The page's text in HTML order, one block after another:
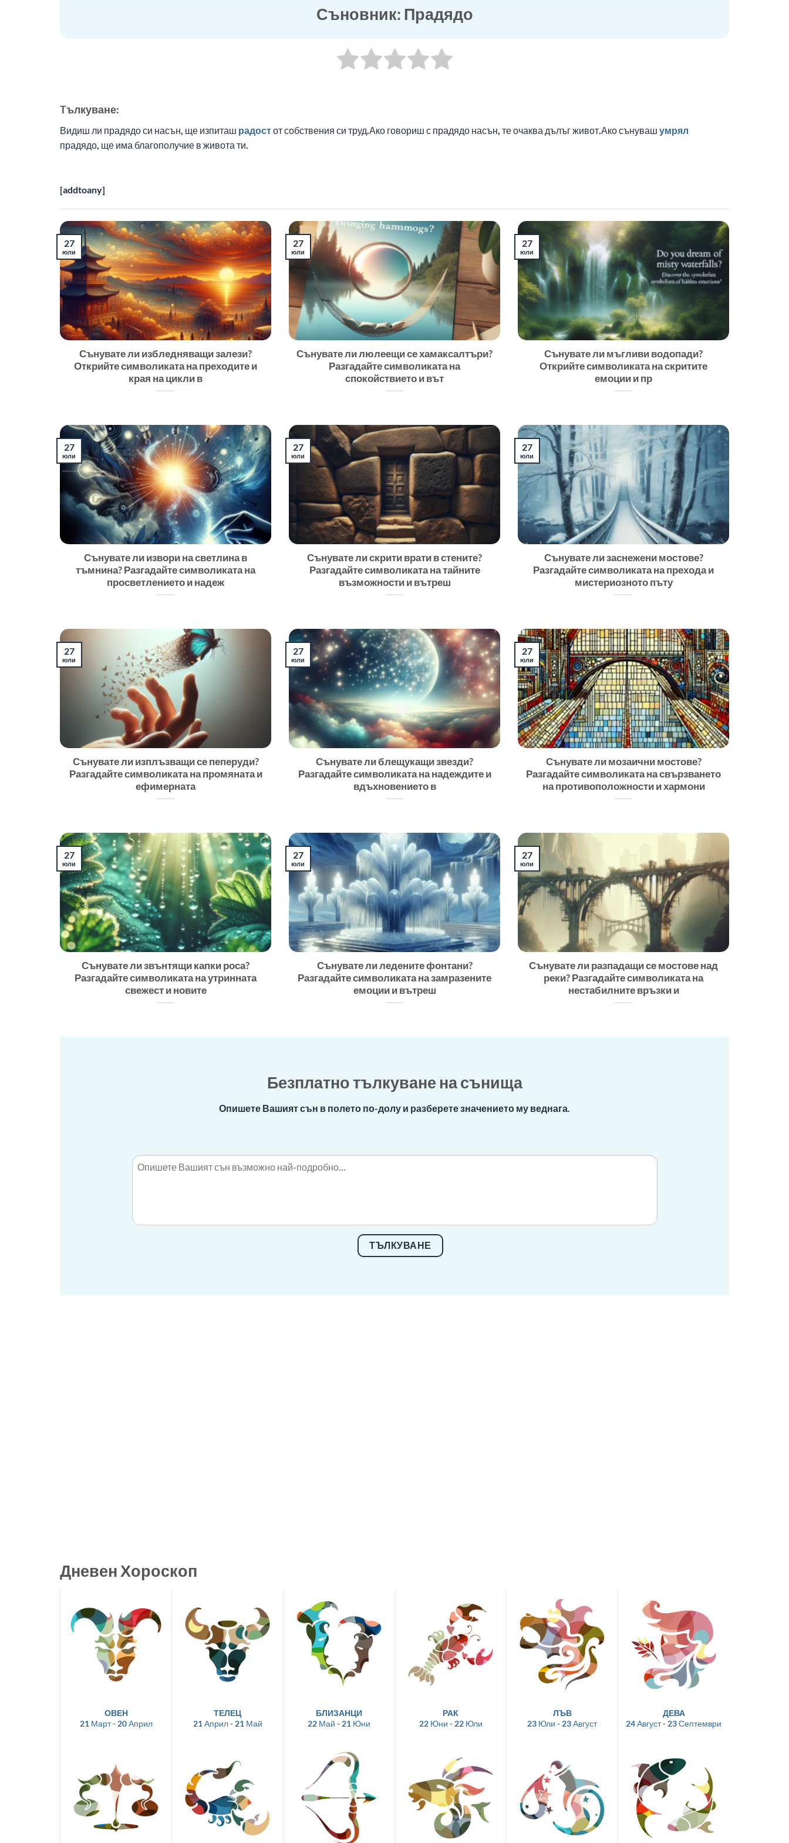
Съновник: Прадядо
Tълкуване:
Видиш ли прадядо си насън, ще изпиташ радостот собствения си труд.Ако говориш с прадядо насън, те очаква дълъг живот.Ако сънуваш умрял
прадядо, ще има благополучие в живота ти.
[addtoany]
Сънувате ли избледняващи залези?
Открийте символиката на преходите и
края на цикли в
27
юли
Сънувате ли люлеещи се хамаксалтъри?
Разгадайте символиката на
спокойствието и вът
27
юли
Сънувате ли мъгливи водопади?
Открийте символиката на скритите
емоции и пр
27
юли
Сънувате ли извори на светлина в
тъмнина? Разгадайте символиката на
просветлението и надеж
27
юли
Сънувате ли скрити врати в стените?
Разгадайте символиката на тайните
възможности и вътреш
27
юли
Сънувате ли заснежени мостове?
Разгадайте символиката на прехода и
мистериозното пъту
27
юли
Сънувате ли изплъзващи се пеперуди?
Разгадайте символиката на промяната и
ефимерната
27
юли
Сънувате ли блещукащи звезди?
Разгадайте символиката на надеждите и
вдъхновението в
27
юли
Сънувате ли мозаични мостове?
Разгадайте символиката на свързването
на противоположности и хармони
27
юли
Сънувате ли звънтящи капки роса?
Разгадайте символиката на утринната
свежест и новите
27
юли
Сънувате ли ледените фонтани?
Разгадайте символиката на замразените
емоции и вътреш
27
юли
Сънувате ли разпадащи се мостове над
реки? Разгадайте символиката на
нестабилните връзки и
27
юли
Безплатно тълкуване на сънища
Опишете Вашият сън в полето по-долу и разберете значението му веднага.
ТЪЛКУВАНЕ
Дневен Хороскоп
ОВЕН
21 Март - 20 Април
ТЕЛЕЦ
21 Април - 21 Май
БЛИЗАНЦИ
22 Май - 21 Юни
РАК
22 Юни - 22 Юли
ЛЪВ
23 Юли - 23 Август
ДЕВА
24 Август - 23 Септември